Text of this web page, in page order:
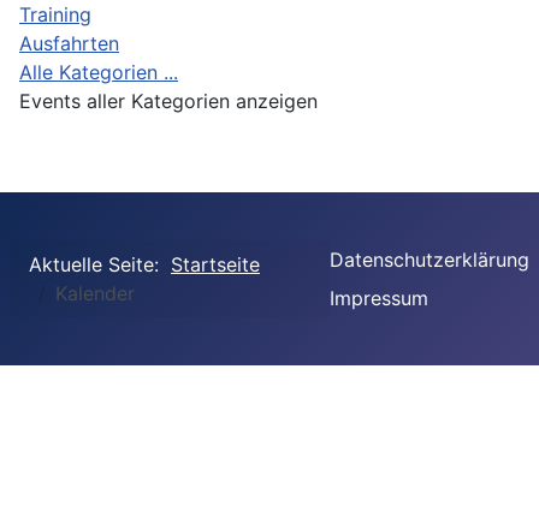
Training
Ausfahrten
Alle Kategorien ...
Events aller Kategorien anzeigen
Aktuelle Seite: Startseite
Kalender
Datenschutzerklärung
Impressum